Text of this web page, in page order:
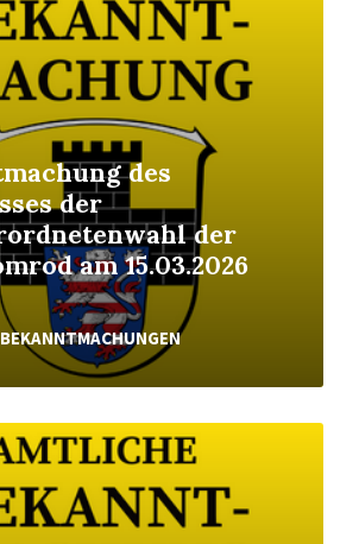
des
der
der
am 15.03.2026